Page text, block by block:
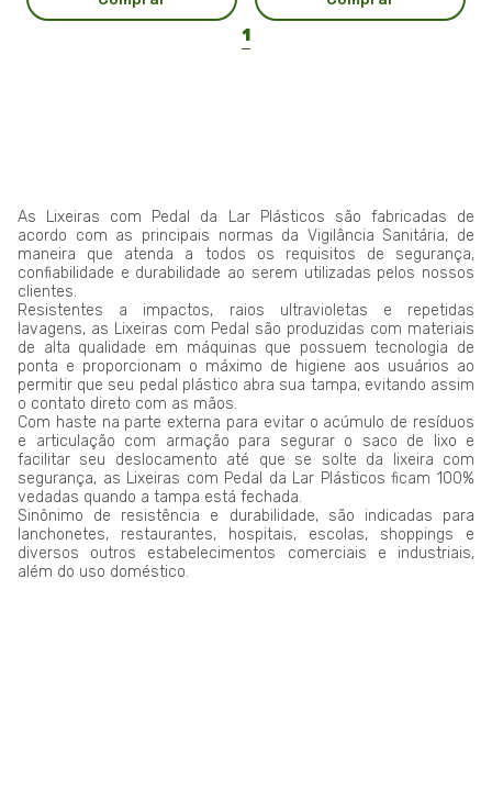
1
As Lixeiras com Pedal da Lar Plásticos são fabricadas de
acordo com as principais normas da Vigilância Sanitária, de
maneira que atenda a todos os requisitos de segurança,
confiabilidade e durabilidade ao serem utilizadas pelos nossos
clientes.
Resistentes a impactos, raios ultravioletas e repetidas
lavagens, as Lixeiras com Pedal são produzidas com materiais
de alta qualidade em máquinas que possuem tecnologia de
ponta e proporcionam o máximo de higiene aos usuários ao
permitir que seu pedal plástico abra sua tampa, evitando assim
o contato direto com as mãos.
Com haste na parte externa para evitar o acúmulo de resíduos
e articulação com armação para segurar o saco de lixo e
facilitar seu deslocamento até que se solte da lixeira com
segurança, as Lixeiras com Pedal da Lar Plásticos ficam 100%
vedadas quando a tampa está fechada.
Sinônimo de resistência e durabilidade, são indicadas para
lanchonetes, restaurantes, hospitais, escolas, shoppings e
diversos outros estabelecimentos comerciais e industriais,
além do uso doméstico.